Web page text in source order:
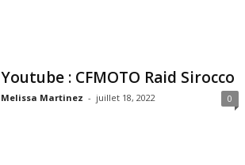
Youtube : CFMOTO Raid Sirocco
Melissa Martinez - juillet 18, 2022 0